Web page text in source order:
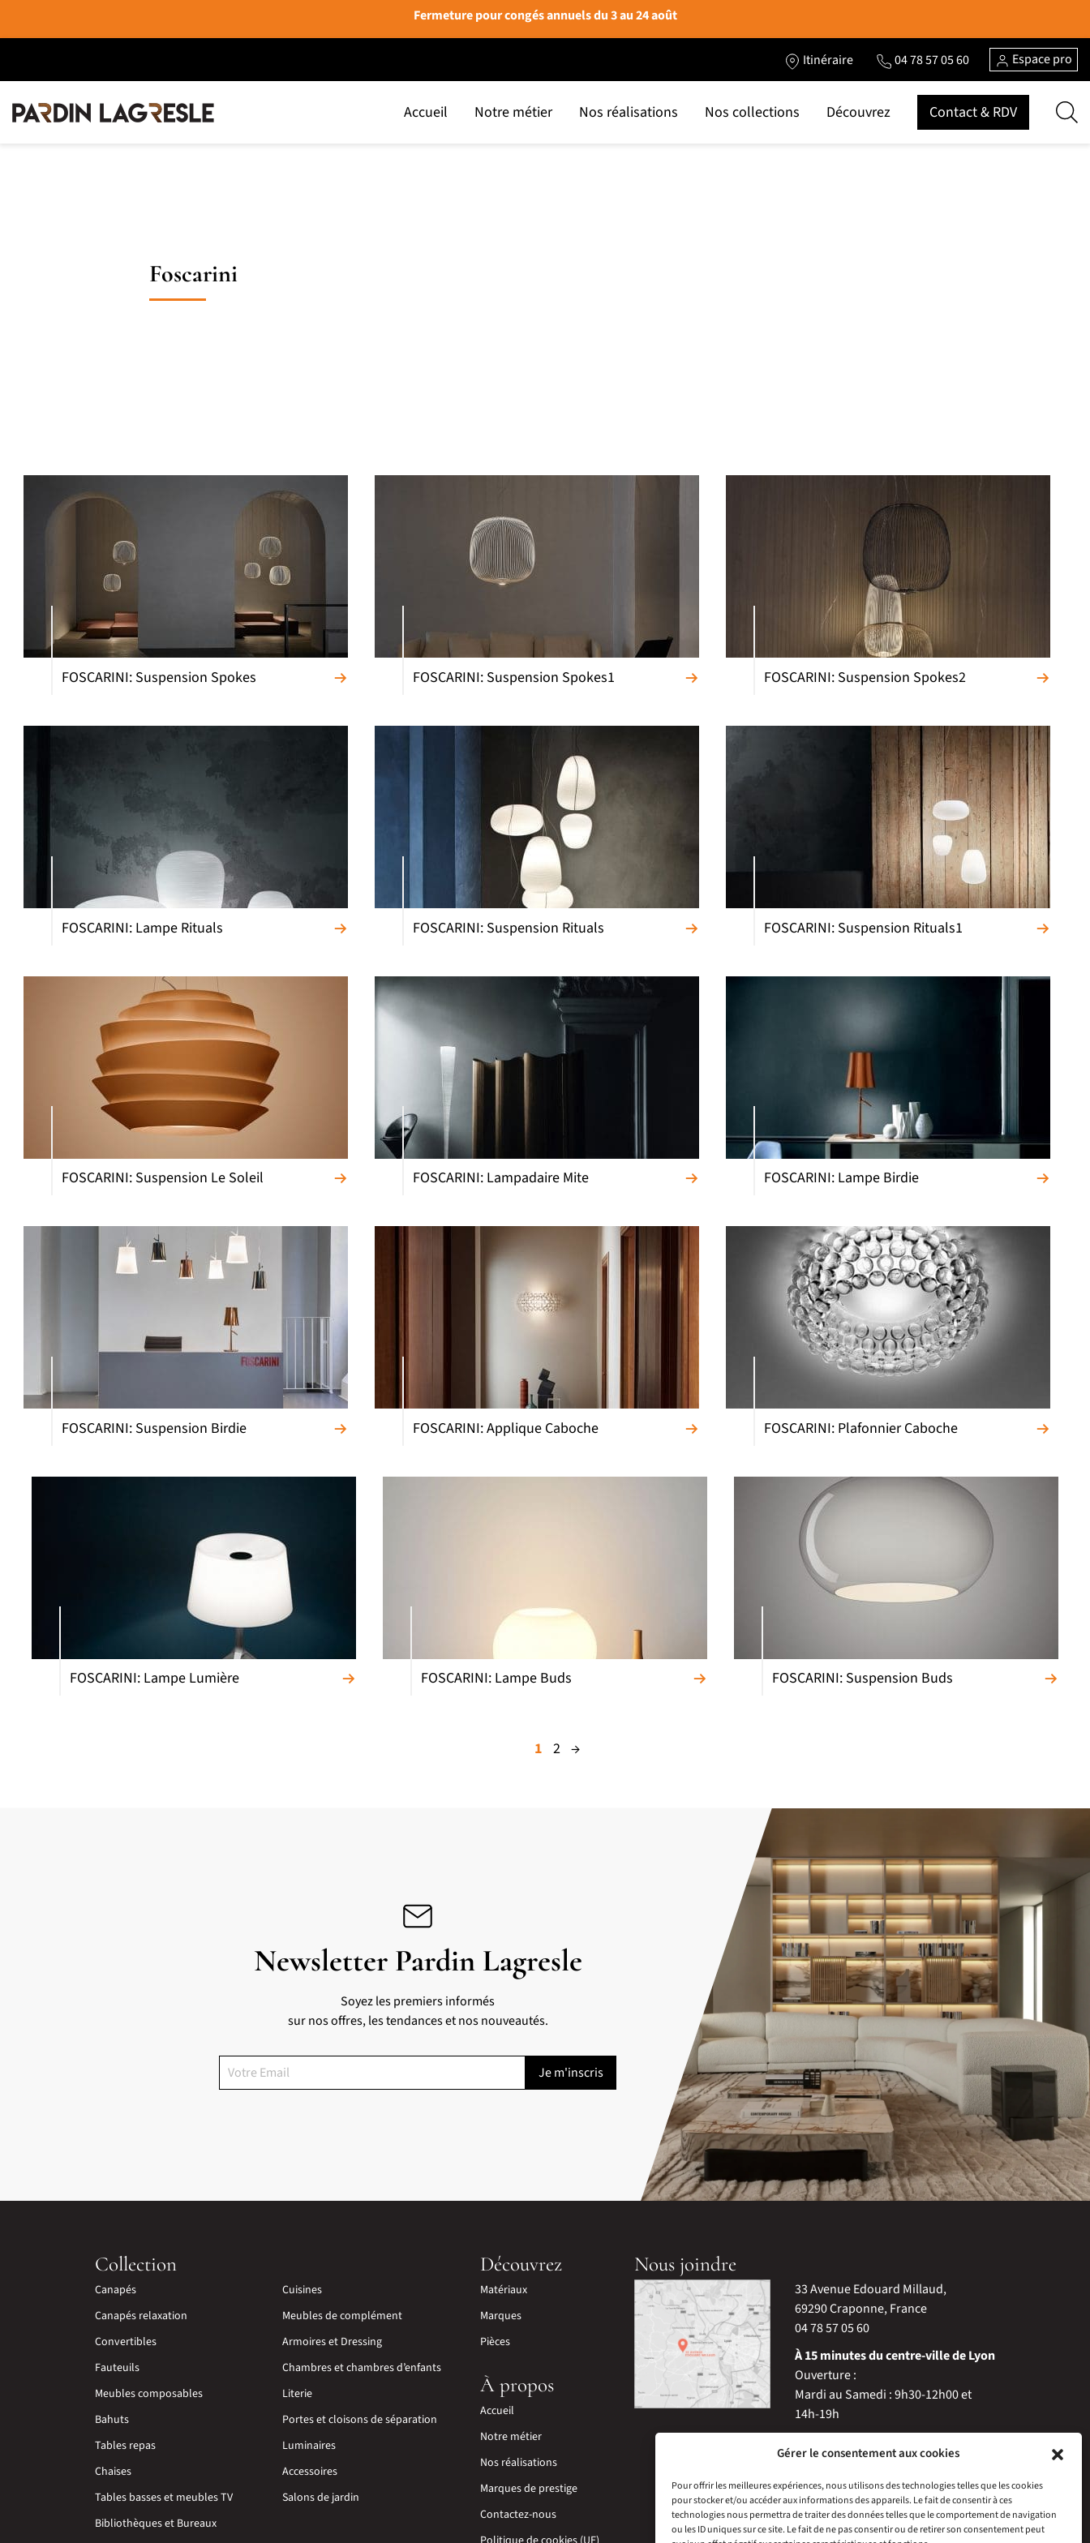
Gérer le consentement aux cookies
Pour offrir les meilleures expériences, nous utilisons des technologies telles que les cookies
pour stocker et/ou accéder aux informations des appareils. Le fait de consentir à ces
technologies nous permettra de traiter des données telles que le comportement de navigation
ou les ID uniques sur ce site. Le fait de ne pas consentir ou de retirer son consentement peut
Fermeture pour congés annuels du 3 au 24 août
Itinéraire 04 78 57 05 60 Espace pro
Accueil Notre métier Nos réalisations Nos collections Découvrez Contact & RDV
Foscarini
FOSCARINI: Suspension Spokes FOSCARINI: Suspension Spokes1 FOSCARINI: Suspension Spokes2
FOSCARINI: Lampe Rituals FOSCARINI: Suspension Rituals FOSCARINI: Suspension Rituals1
FOSCARINI: Suspension Le Soleil FOSCARINI: Lampadaire Mite FOSCARINI: Lampe Birdie
FOSCARINI: Suspension Birdie FOSCARINI: Applique Caboche FOSCARINI: Plafonnier Caboche
FOSCARINI: Lampe Lumière FOSCARINI: Lampe Buds FOSCARINI: Suspension Buds
1 2 →
Newsletter Pardin Lagresle
Soyez les premiers informés
sur nos offres, les tendances et nos nouveautés.
Collection
Canapés
Canapés relaxation
Convertibles
Fauteuils
Meubles composables
Bahuts
Tables repas
Chaises
Tables basses et meubles TV
Bibliothèques et Bureaux
Cuisines
Meubles de complément
Armoires et Dressing
Chambres et chambres d’enfants
Literie
Portes et cloisons de séparation
Luminaires
Accessoires
Salons de jardin
Découvrez
Matériaux
Marques
Pièces
À propos
Accueil
Notre métier
Nos réalisations
Marques de prestige
Contactez-nous
Nous joindre
33 Avenue Edouard Millaud,
69290 Craponne, France
04 78 57 05 60
À 15 minutes du centre-ville de Lyon
Ouverture :
Mardi au Samedi : 9h30-12h00 et
14h-19h